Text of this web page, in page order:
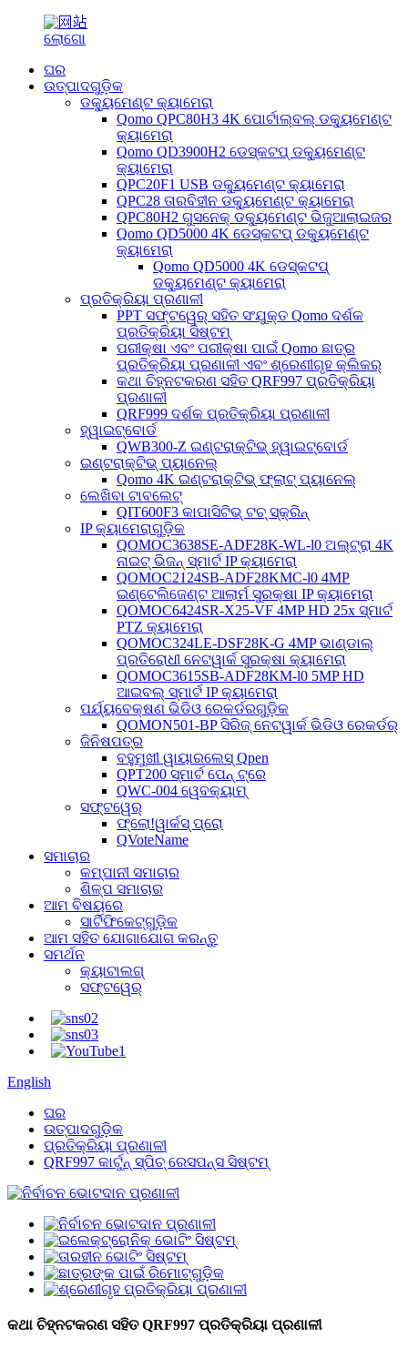
ଘର
ଉତ୍ପାଦଗୁଡ଼ିକ
ଡକ୍ୟୁମେଣ୍ଟ କ୍ୟାମେରା
Qomo QPC80H3 4K ପୋର୍ଟାଲ୍‌ବଲ୍ ଡକ୍ୟୁମେଣ୍ଟ
କ୍ୟାମେରା
Qomo QD3900H2 ଡେସ୍କଟପ୍ ଡକ୍ୟୁମେଣ୍ଟ
କ୍ୟାମେରା
QPC20F1 USB ଡକ୍ୟୁମେଣ୍ଟ କ୍ୟାମେରା
QPC28 ତାରବିହୀନ ଡକ୍ୟୁମେଣ୍ଟ କ୍ୟାମେରା
QPC80H2 ଗୁସନେକ୍ ଡକ୍ୟୁମେଣ୍ଟ ଭିଜୁଆଲାଇଜର
Qomo QD5000 4K ଡେସ୍କଟପ୍ ଡକ୍ୟୁମେଣ୍ଟ
କ୍ୟାମେରା
Qomo QD5000 4K ଡେସ୍କଟପ୍
ଡକ୍ୟୁମେଣ୍ଟ କ୍ୟାମେରା
ପ୍ରତିକ୍ରିୟା ପ୍ରଣାଳୀ
PPT ସଫ୍ଟୱେର୍ ସହିତ ସଂଯୁକ୍ତ Qomo ଦର୍ଶକ
ପ୍ରତିକ୍ରିୟା ସିଷ୍ଟମ୍
ପରୀକ୍ଷା ଏବଂ ପରୀକ୍ଷା ପାଇଁ Qomo ଛାତ୍ର
ପ୍ରତିକ୍ରିୟା ପ୍ରଣାଳୀ ଏବଂ ଶ୍ରେଣୀଗୃହ କ୍ଲିକର୍
କଥା ଚିହ୍ନଟକରଣ ସହିତ QRF997 ପ୍ରତିକ୍ରିୟା
ପ୍ରଣାଳୀ
QRF999 ଦର୍ଶକ ପ୍ରତିକ୍ରିୟା ପ୍ରଣାଳୀ
ହ୍ୱାଇଟ୍‌ବୋର୍ଡ
QWB300-Z ଇଣ୍ଟରାକ୍ଟିଭ୍ ହ୍ୱାଇଟ୍‌ବୋର୍ଡ
ଇଣ୍ଟରାକ୍ଟିଭ୍ ପ୍ୟାନେଲ୍
Qomo 4K ଇଣ୍ଟରାକ୍ଟିଭ୍ ଫ୍ଲାଟ୍ ପ୍ୟାନେଲ୍
ଲେଖିବା ଟାବଲେଟ୍
QIT600F3 କାପାସିଟିଭ୍ ଟଚ୍ ସ୍କ୍ରିନ୍
IP କ୍ୟାମେରାଗୁଡ଼ିକ
QOMOC3638SE-ADF28K-WL-l0 ​​ଅଲ୍ଟ୍ରା 4K
ନାଇଟ୍ ଭିଜନ୍ ସ୍ମାର୍ଟ IP କ୍ୟାମେରା
QOMOC2124SB-ADF28KMC-l0 4MP
ଇଣ୍ଟେଲିଜେଣ୍ଟ ଆଲାର୍ମ ସୁରକ୍ଷା IP କ୍ୟାମେରା
QOMOC6424SR-X25-VF 4MP HD 25x ସ୍ମାର୍ଟ
PTZ କ୍ୟାମେରା
QOMOC324LE-DSF28K-G 4MP ଭାଣ୍ଡାଲ୍
ପ୍ରତିରୋଧୀ ନେଟୱାର୍କ ସୁରକ୍ଷା କ୍ୟାମେରା
QOMOC3615SB-ADF28KM-l0 5MP HD
ଆଇବଲ୍ ସ୍ମାର୍ଟ IP କ୍ୟାମେରା
ପର୍ଯ୍ୟବେକ୍ଷଣ ଭିଡିଓ ରେକର୍ଡରଗୁଡ଼ିକ
QOMON501-BP ସିରିଜ୍ ନେଟୱାର୍କ ଭିଡିଓ ରେକର୍ଡର୍
ଜିନିଷପତ୍ର
ବହୁମୁଖୀ ୱାୟାରଲେସ୍ Qpen
QPT200 ସ୍ମାର୍ଟ ପେନ୍ ଟ୍ରେ
QWC-004 ୱେବକ୍ୟାମ୍
ସଫ୍ଟୱେର୍
ଫ୍ଲୋ!ୱାର୍କସ୍ ପ୍ରୋ
QVoteName
ସମାଚାର
କମ୍ପାନୀ ସମାଚାର
ଶିଳ୍ପ ସମାଚାର
ଆମ ବିଷୟରେ
ସାର୍ଟିଫିକେଟ୍‌ଗୁଡ଼ିକ
ଆମ ସହିତ ଯୋଗାଯୋଗ କରନ୍ତୁ
ସମର୍ଥନ
କ୍ୟାଟାଲଗ୍
ସଫ୍ଟୱେର୍
English
ଘର
ଉତ୍ପାଦଗୁଡ଼ିକ
ପ୍ରତିକ୍ରିୟା ପ୍ରଣାଳୀ
QRF997 କାର୍ଟୁନ୍ ସ୍ପିଚ୍ ରେସପନ୍ସ ସିଷ୍ଟମ୍
କଥା ଚିହ୍ନଟକରଣ ସହିତ QRF997 ପ୍ରତିକ୍ରିୟା ପ୍ରଣାଳୀ